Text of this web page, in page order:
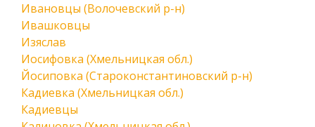
Ивановцы (Волочевский р-н)
Ивашковцы
Изяслав
Иосифовка (Хмельницкая обл.)
Йосиповка (Староконстантиновский р-н)
Кадиевка (Хмельницкая обл.)
Кадиевцы